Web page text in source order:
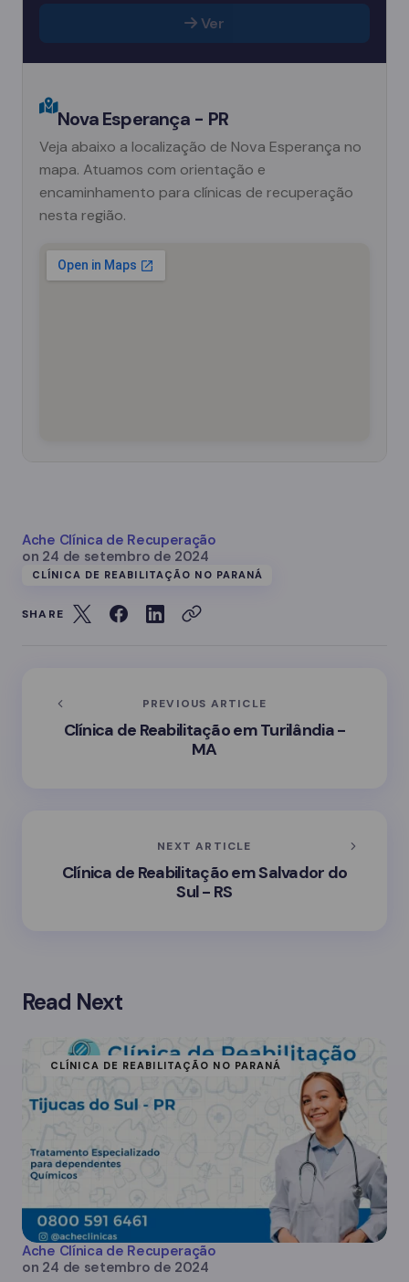
Ver
Nova Esperança - PR
Veja abaixo a localização de Nova Esperança no
mapa. Atuamos com orientação e
encaminhamento para clínicas de recuperação
nesta região.
Ache Clínica de Recuperação
on 24 de setembro de 2024
CLÍNICA DE REABILITAÇÃO NO PARANÁ
SHARE
PREVIOUS ARTICLE
Clínica de Reabilitação em Turilândia -
MA
NEXT ARTICLE
Clínica de Reabilitação em Salvador do
Sul - RS
Read Next
CLÍNICA DE REABILITAÇÃO NO PARANÁ
Ache Clínica de Recuperação
on 24 de setembro de 2024